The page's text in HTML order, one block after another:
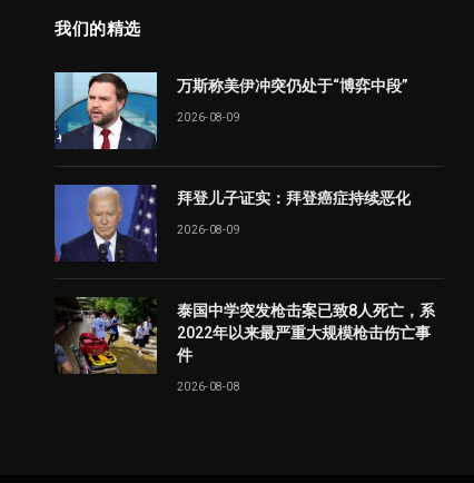
我们的精选
万斯称美伊冲突仍处于“博弈中段”
2026-08-09
拜登儿子证实：拜登癌症持续恶化
2026-08-09
泰国中学突发枪击案已致8人死亡，系
2022年以来最严重大规模枪击伤亡事
件
2026-08-08